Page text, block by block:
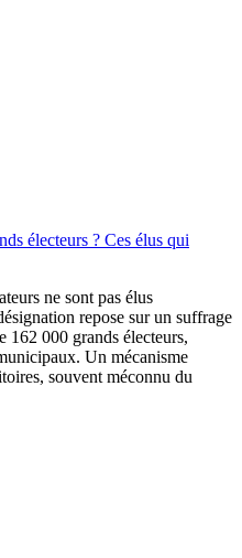
électeurs ? Ces élus qui
ne sont pas élus
repose sur un suffrage
162 000 grands électeurs,
Un mécanisme
souvent méconnu du